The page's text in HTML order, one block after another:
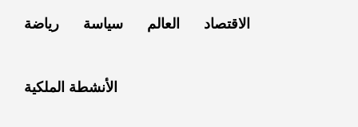
رياضة سياسة العالم الاقتصاد
الأنشطة الملكية